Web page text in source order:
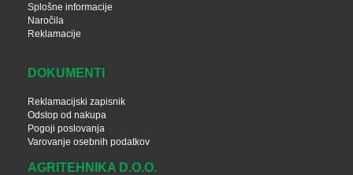
Splošne informacije
Naročila
Reklamacije
DOKUMENTI
Reklamacijski zapisnik
Odstop od nakupa
Pogoji poslovanja
Varovanje osebnih podatkov
AGRITEHNIKA D.O.O.